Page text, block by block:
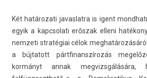
Két határozati javas­latra is igent
egyik a kapcsolati erőszak el­leni
nem­zeti stratégiai célok
a búj­tatott pártfinanszírozás
kormányt annak meg­vizsgálására,